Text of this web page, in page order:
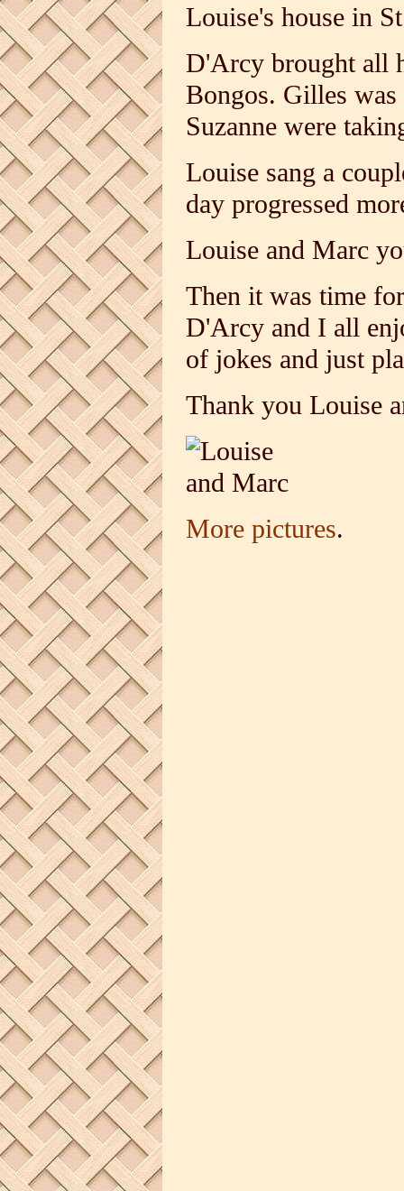
Louise's house in
D'Arcy brought all
Bongos. Gilles
Suzanne were
Louise sang a
day progressed
Louise and Marc
Then it was time
D'Arcy and I all
of jokes and just
Thank you Louise
More pictures.